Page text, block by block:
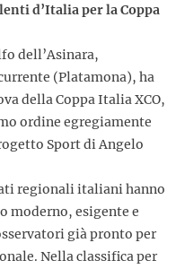
d’Italia per la Coppa
dell’Asinara,
(Platamona), ha
della Coppa Italia XCO,
ordine egregiamente
Sport di Angelo
regionali italiani hanno
moderno, esigente e
già pronto per
Nella classifica per